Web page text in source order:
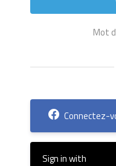
Mot
Connectez-
Sign in with